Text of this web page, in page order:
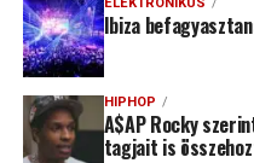
Ibiza
HIPHOP
A$AP Rocky
tagjait is